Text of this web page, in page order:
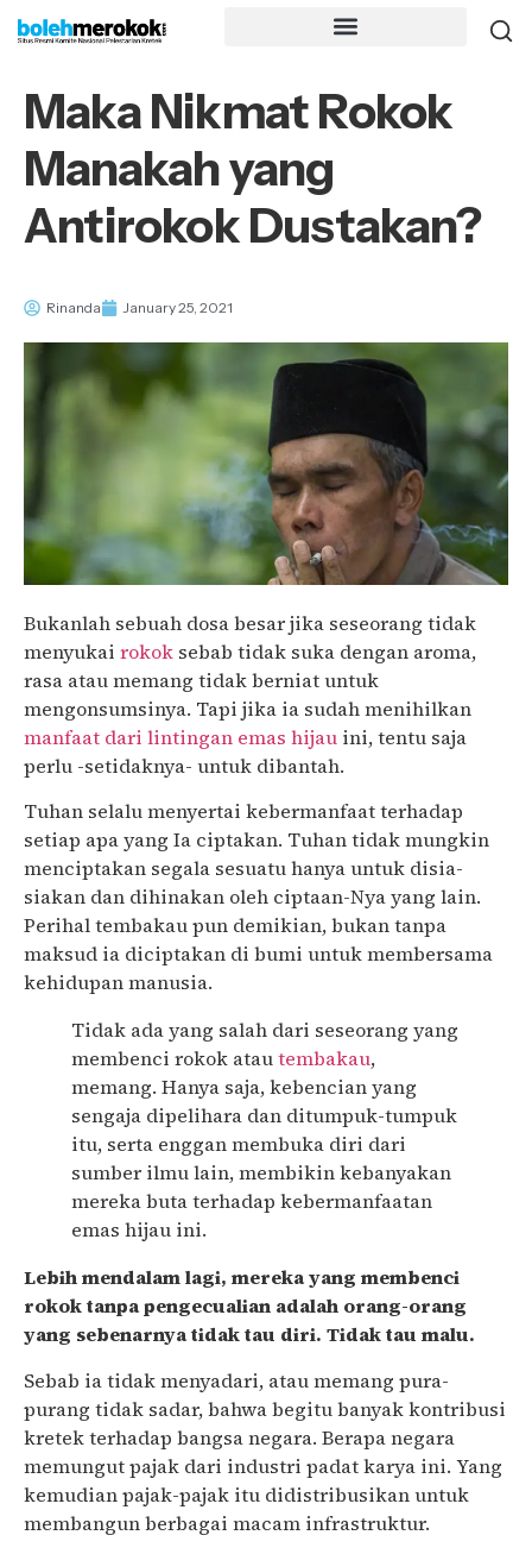
Maka Nikmat Rokok
Manakah yang
Antirokok Dustakan?
Rinanda January 25, 2021
Bukanlah sebuah dosa besar jika seseorang tidak
menyukai rokok sebab tidak suka dengan aroma,
rasa atau memang tidak berniat untuk
mengonsumsinya. Tapi jika ia sudah menihilkan
manfaat dari lintingan emas hijau ini, tentu saja
perlu -setidaknya- untuk dibantah.
Tuhan selalu menyertai kebermanfaat terhadap
setiap apa yang Ia ciptakan. Tuhan tidak mungkin
menciptakan segala sesuatu hanya untuk disia-
siakan dan dihinakan oleh ciptaan-Nya yang lain.
Perihal tembakau pun demikian, bukan tanpa
maksud ia diciptakan di bumi untuk membersama
kehidupan manusia.
Tidak ada yang salah dari seseorang yang
membenci rokok atautembakau,
memang. Hanya saja, kebencian yang
sengaja dipelihara dan ditumpuk-tumpuk
itu, serta enggan membuka diri dari
sumber ilmu lain, membikin kebanyakan
mereka buta terhadap kebermanfaatan
emas hijau ini.
Lebih mendalam lagi, mereka yang membenci
rokok tanpa pengecualian adalah orang-orang
yang sebenarnya tidak tau diri. Tidak tau malu.
Sebab ia tidak menyadari, atau memang pura-
purang tidak sadar, bahwa begitu banyak kontribusi
kretek terhadap bangsa negara. Berapa negara
memungut pajak dari industri padat karya ini. Yang
kemudian pajak-pajak itu didistribusikan untuk
membangun berbagai macam infrastruktur.